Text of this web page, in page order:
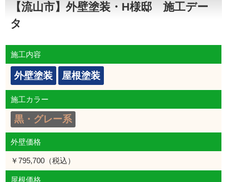
【流山市】外壁塗装・H様邸 施工デー
タ
施工内容
外壁塗装 屋根塗装
施工カラー
黒・グレー系
外壁価格
￥795,700（税込）
屋根価格